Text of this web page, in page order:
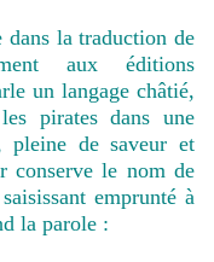
la traduction de
aux éditions
un langage châtié,
pirates dans une
pleine de saveur et
conserve le nom de
emprunté à
la parole :